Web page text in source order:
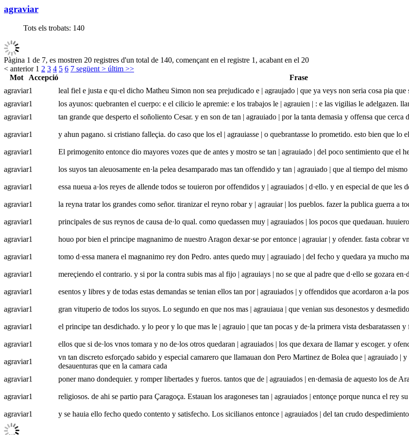
agraviar
Tots els trobats: 140
Pàgina 1 de 7, es mostren 20 registres d'un total de 140, començant en el registre 1, acabant en el 20
< anterior 1 2 3 4 5 6 7 següent > últim >>
Mot
Accepció Frase
agraviar1 leal fiel e justa e qu·el dicho Matheu Simon non sea prejudicado e | agraujado | que ya veys non seria cosa pia que
agraviar1 los ayunos: quebranten el cuerpo: e el cilicio le apremie: e los trabajos le | agrauien | : e las vigilias le adelgazen.
agraviar1 tan grande que desperto el soñoliento Cesar. y en son de tan | agrauiado | por la tanta demasia y offensa que cerca
agraviar1 y ahun pagano. si cristiano falleçia. do caso que los el | agrauiasse | o quebrantasse lo prometido. esto bien que lo
agraviar1 El primogenito entonce dio mayores vozes que de antes y mostro se tan | agrauiado | del poco sentimiento que el
agraviar1 los suyos tan aleuosamente en·la pelea desamparado mas tan offendido y tan | agrauiado | que al tiempo del
agraviar1 essa nueua a·los reyes de allende todos se touieron por offendidos y | agrauiados | d·ello. y en especial de que les
agraviar1 la reyna tratar los grandes como señor. tiranizar el reyno robar y | agrauiar | los pueblos. fazer la publica guerra a
agraviar1 principales de sus reynos de causa de·lo qual. como quedassen muy | agrauiados | los pocos que quedauan.
agraviar1 houo por bien el principe magnanimo de nuestro Aragon dexar·se por entonce | agrauiar | y ofender. fasta cobrar
agraviar1 tomo d·essa manera el magnanimo rey don Pedro. antes quedo muy | agrauiado | del fecho y quedara ya mucho
agraviar1 mereçiendo el contrario. y si por la contra subis mas al fijo | agrauiays | no se que al padre que d·ello se gozara
agraviar1 esentos y libres y de todas estas demandas se tenian ellos tan por | agrauiados | y offendidos que acordaron a·la
agraviar1 gran vituperio de todos los suyos. Lo segundo en que nos mas | agrauiaua | que venian sus desonestos y
agraviar1 el principe tan desdichado. y lo peor y lo que mas le | agrauio | que tan pocas y de·la primera vista desbaratassen y
agraviar1 ellos que si de·los vnos tomara y no de·los otros quedaran | agrauiados | los que dexara de llamar y escoger. y
agraviar1
vn tan discreto esforçado sabido y especial camarero que llamauan don Pero Martinez de Bolea que | agrauiado | y
desauenturas que en la camara cada
agraviar1 poner mano dondequier. y romper libertades y fueros. tantos que de | agrauiados | en·demasia de aquesto los de
agraviar1 religiosos. de ahi se partio para Çaragoça. Estauan los aragoneses tan | agrauiados | entonçe porque nunca el rey
agraviar1 y se hauia ello fecho quedo contento y satisfecho. Los sicilianos entonce | agrauiados | del tan crudo